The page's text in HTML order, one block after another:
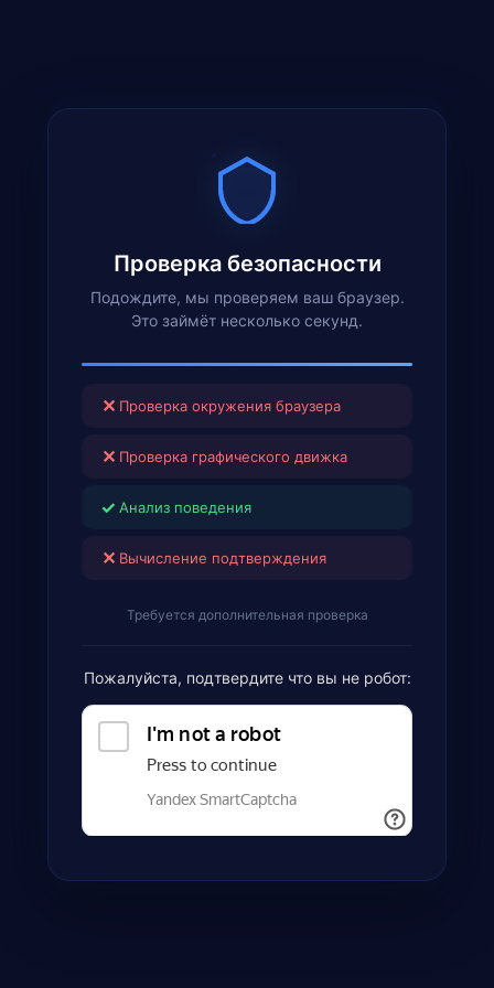
Проверка безопасности
Подождите, мы проверяем ваш браузер.
Это займёт несколько секунд.
✕ Проверка окружения браузера
✕ Проверка графического движка
✓ Анализ поведения
✕ Вычисление подтверждения
Требуется дополнительная проверка
Пожалуйста, подтвердите что вы не робот: